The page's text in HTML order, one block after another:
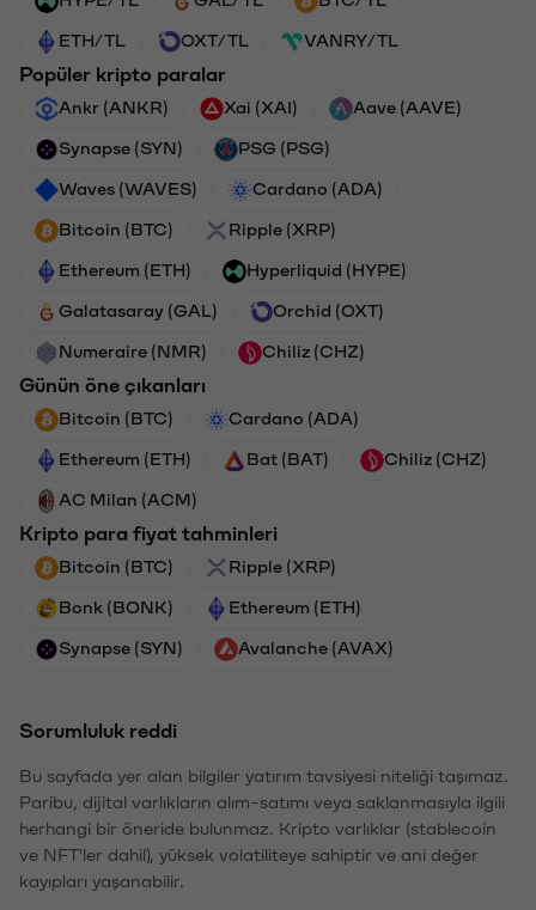
ETH/TL OXT/TL VANRY/TL
Popüler kripto paralar
Ankr (ANKR) Xai (XAI) Aave (AAVE)
Synapse (SYN) PSG (PSG)
Waves (WAVES) Cardano (ADA)
Bitcoin (BTC) Ripple (XRP)
Ethereum (ETH) Hyperliquid (HYPE)
Galatasaray (GAL) Orchid (OXT)
Numeraire (NMR) Chiliz (CHZ)
Günün öne çıkanları
Bitcoin (BTC) Cardano (ADA)
Ethereum (ETH) Bat (BAT) Chiliz (CHZ)
AC Milan (ACM)
Kripto para fiyat tahminleri
Bitcoin (BTC) Ripple (XRP)
Bonk (BONK) Ethereum (ETH)
Synapse (SYN) Avalanche (AVAX)
Sorumluluk reddi
Bu sayfada yer alan bilgiler yatırım tavsiyesi niteliği taşımaz.
Paribu, dijital varlıkların alım-satımı veya saklanmasıyla ilgili
herhangi bir öneride bulunmaz. Kripto varlıklar (stablecoin
ve NFT'ler dahil), yüksek volatiliteye sahiptir ve ani değer
kayıpları yaşanabilir.